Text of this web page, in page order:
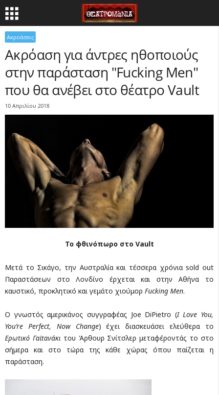
Ακροάσεις
Ακρόαση για άντρες ηθοποιούς
στην παράσταση "Fucking Men"
που θα ανέβει στο θέατρο Vault
10 Απριλίου 2018
Το φθινόπωρο στο Vault
Μετά το Σικάγο, την Αυστραλία και τέσσερα χρόνια sold out
Παραστάσεων στο Λονδίνο έρχεται και στην Αθήνα το
καυστικό, προκλητικό και γεμάτο χιούμορ Fucking Men.
O γνωστός αμερικάνος συγγραφέας Joe DiPietro (I Love You,
You’re Perfect, Now Change) έχει διασκευάσει ελεύθερα το
Ερωτικό Γαϊτανάκι του Άρθουρ Σνίτσλερ μεταφέροντάς το στο
σήμερα και στο τώρα της κάθε χώρας όπου παίζεται η
παράσταση.